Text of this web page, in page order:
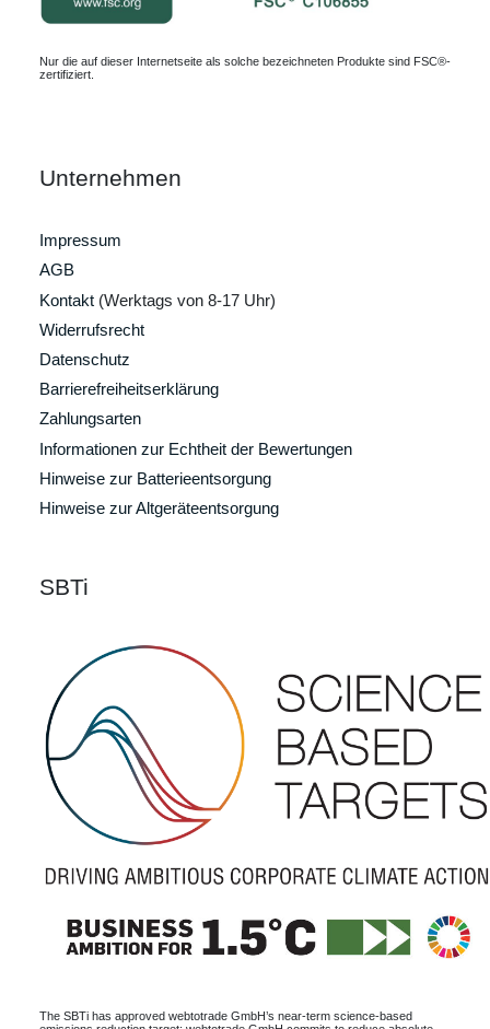
Nur die auf dieser Internetseite als solche bezeichneten Produkte sind FSC®-
zertifiziert.
Unternehmen
Impressum
AGB
Kontakt (Werktags von 8-17 Uhr)
Widerrufsrecht
Datenschutz
Barrierefreiheitserklärung
Zahlungsarten
Informationen zur Echtheit der Bewertungen
Hinweise zur Batterieentsorgung
Hinweise zur Altgeräteentsorgung
SBTi
The SBTi has approved webtotrade GmbH’s near-term science-based